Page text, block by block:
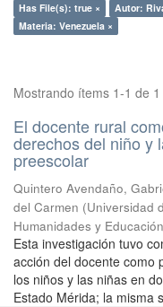
Has File(s): true ×
Autor:
Materia: Venezuela ×
Mostrando ítems 1-1 de 1
El docente rural
derechos del niño y
preescolar
Quintero Avendaño,
del Carmen (Universidad
Humanidades y
Esta investigación tuvo
acción del docente como
los niños y las niñas en
Estado Mérida; la misma